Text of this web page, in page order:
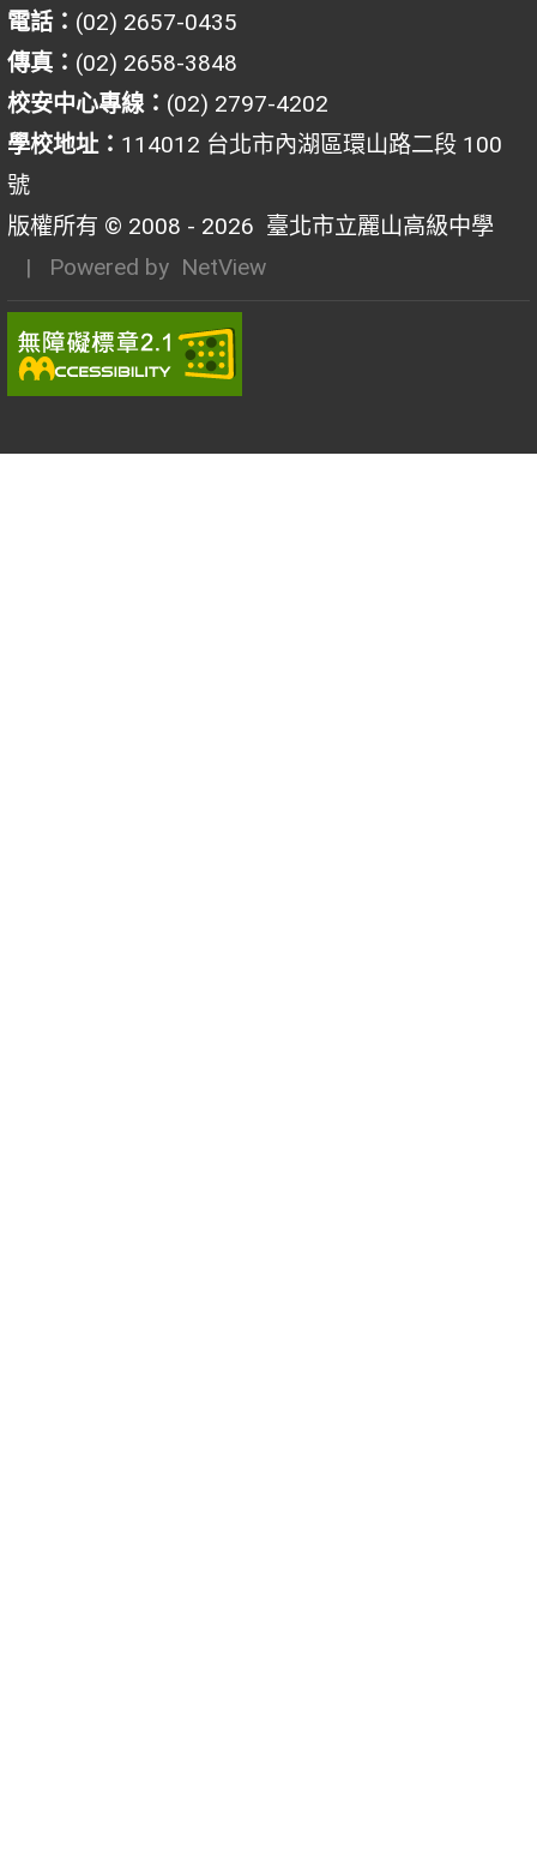
電話： (02) 2657-0435
傳真： (02) 2658-3848
校安中心專線： (02) 2797-4202
學校地址： 114012 台北市內湖區環山路二段 100
號
版權所有 © 2008 - 2026 臺北市立麗山高級中學
| Powered by NetView